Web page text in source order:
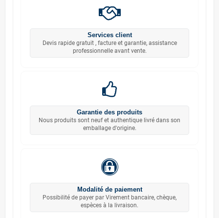
Services client
Devis rapide gratuit , facture et garantie, assistance
professionnelle avant vente.
Garantie des produits
Nous produits sont neuf et authentique livré dans son
emballage d'origine.
Modalité de paiement
Possibilité de payer par Virement bancaire, chèque,
espèces à la livraison.